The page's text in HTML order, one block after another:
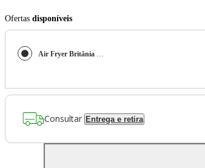
Ofertas disponíveis
Air Fryer Britânia Bella Cuccina 3L Antiaderente 1300W BCFR02
Consultar Entrega e retira